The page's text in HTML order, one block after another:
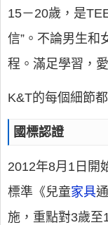
15－20歲，是
信”。不論男生和
程。滿足學習，
K&T的每個細節
國標認證
2012年8月1日開
標準《兒童家具
施，重點對3歲至